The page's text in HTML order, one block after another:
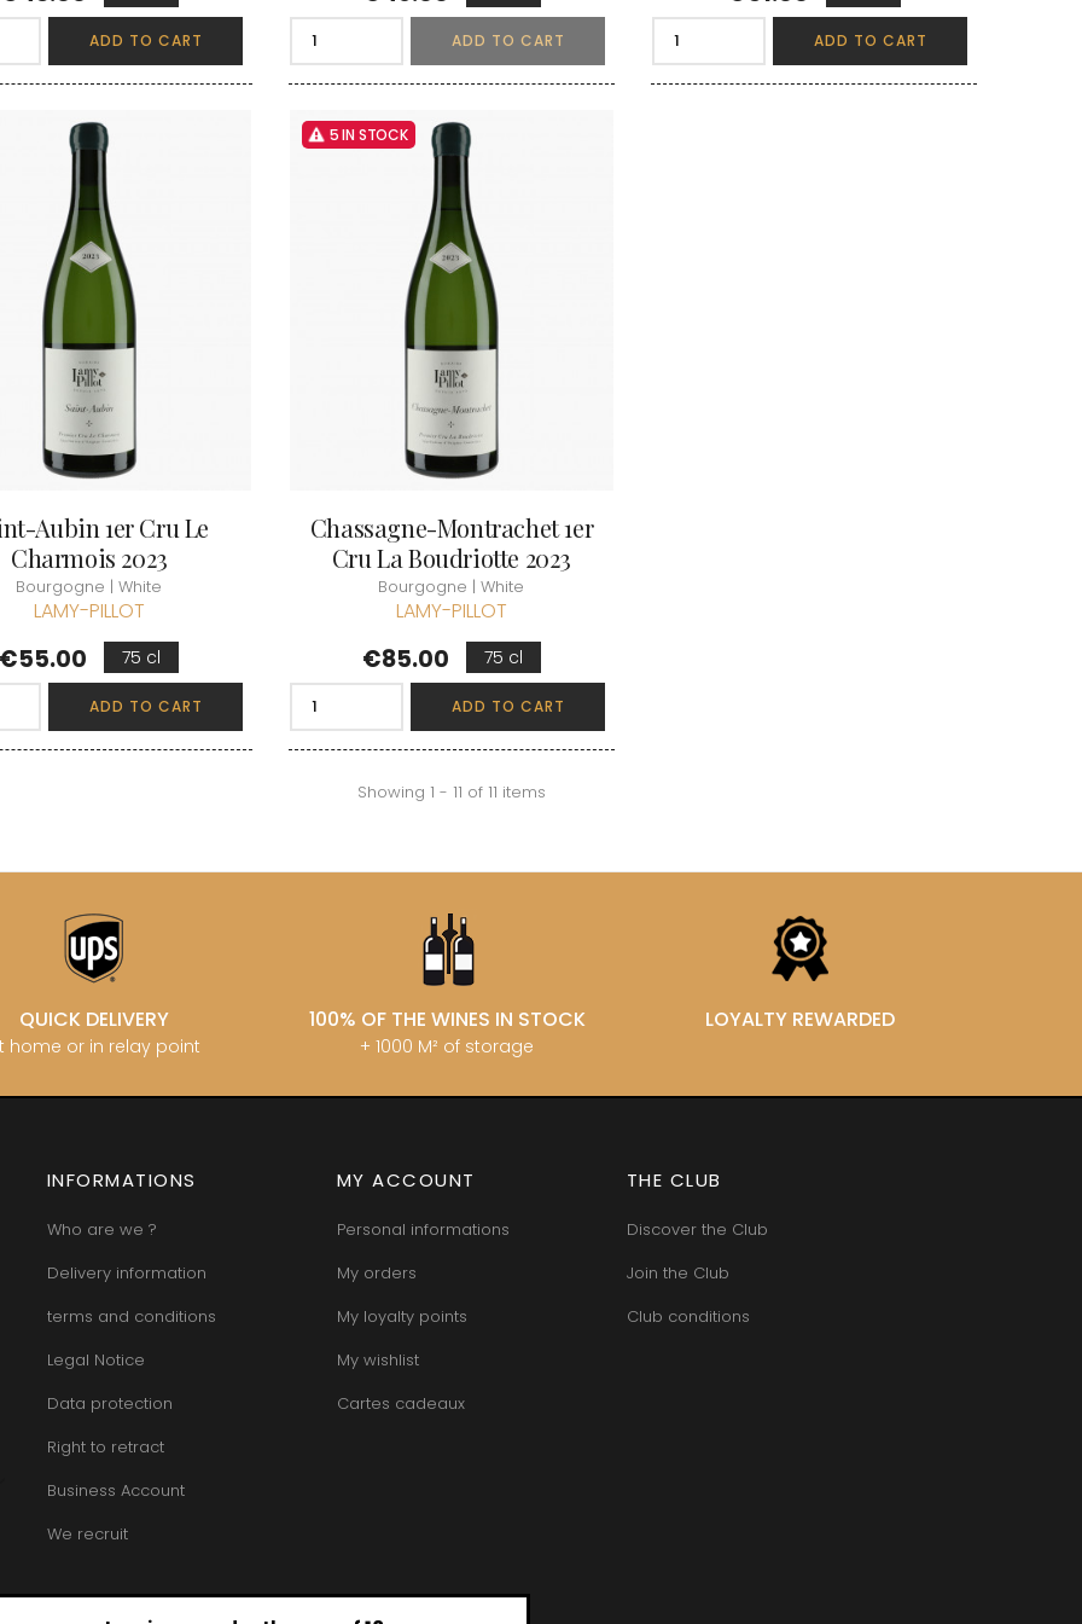
ADD TO CART ADD TO CART ADD TO CART
Aubin 1er Cru Le
Charmois 2023
Bourgogne | White
LAMY-PILLOT
€55.00 75 cl
ADD TO CART
5 IN STOCK
Chassagne-Montrachet 1er
Cru La Boudriotte 2023
Bourgogne | White
LAMY-PILLOT
Price
€85.00 75 cl
ADD TO CART
Showing 1 - 11 of 11 items
QUICK DELIVERY
home or in relay point
100% OF THE WINES IN STOCK
+ 1000 M² of storage
LOYALTY REWARDED
INFORMATIONS
Who are we ?
Delivery information
terms and conditions
Legal Notice
Data protection
Right to retract
Business Account
We recruit
MY ACCOUNT
Personal informations
My orders
My loyalty points
My wishlist
Cartes cadeaux
THE CLUB
Discover the Club
Join the Club
Club conditions